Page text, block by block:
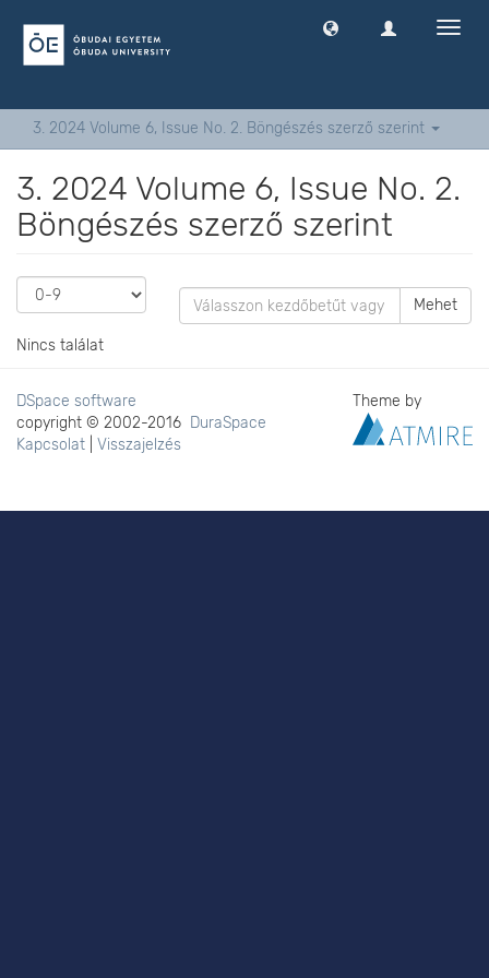
3. 2024 Volume 6, Issue No. 2. Böngészés szerző szerint
3. 2024 Volume 6, Issue No. 2.
Böngészés szerző szerint
Mehet
Nincs találat
DSpace software
copyright © 2002-2016 DuraSpace
Kapcsolat
Visszajelzés
Theme by